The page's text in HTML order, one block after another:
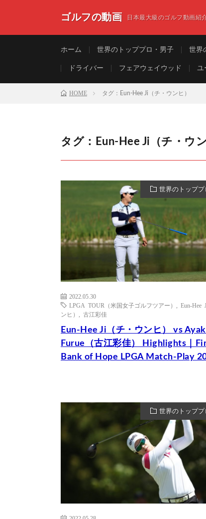
ゴルフの動画 日本最大級のゴルフ動画紹
ホーム 世界のトッププロ・男子 世界
ドライバー フェアウェイウッド ユ
HOME タグ：Eun-Hee Ji（チ・ウンヒ）
タグ：Eun-Hee Ji（チ・ウン
世界のトッププ
2022.05.30
LPGA TOUR（米国女子ゴルフツアー）
Eun-Hee
ンヒ）
古江彩佳
Eun-Hee Ji（チ・ウンヒ） vs
Furue（古江彩佳） Highlights｜
Bank of Hope LPGA Match-Play
世界のトッププ